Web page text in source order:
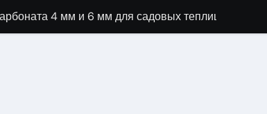
4 мм и 6 мм для садовых теплиц
алгоритмы работы, интерфейсы и